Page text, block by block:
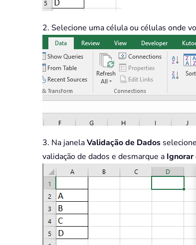
2. Selecione uma célula ou células onde
3. Na janelaValidação de Dados selecione
validação de dados e desmarque a Ignorar